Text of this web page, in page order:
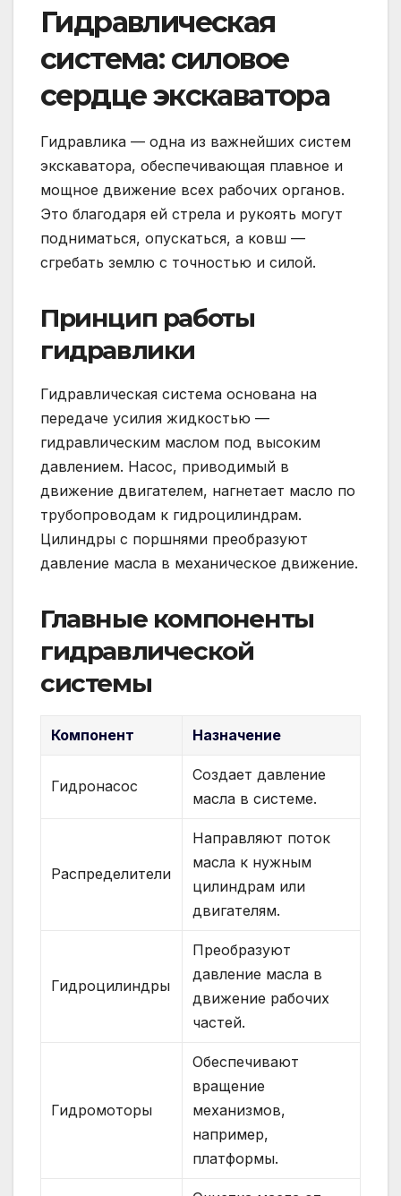
Гидравлическая
система: силовое
сердце экскаватора
Гидравлика — одна из важнейших систем
экскаватора, обеспечивающая плавное и
мощное движение всех рабочих органов.
Это благодаря ей стрела и рукоять могут
подниматься, опускаться, а ковш —
сгребать землю с точностью и силой.
Принцип работы
гидравлики
Гидравлическая система основана на
передаче усилия жидкостью —
гидравлическим маслом под высоким
давлением. Насос, приводимый в
движение двигателем, нагнетает масло по
трубопроводам к гидроцилиндрам.
Цилиндры с поршнями преобразуют
давление масла в механическое движение.
Главные компоненты
гидравлической
системы
Компонент Назначение
Гидронасос
Создает давление
масла в системе.
Распределители
Направляют поток
масла к нужным
цилиндрам или
двигателям.
Гидроцилиндры
Преобразуют
давление масла в
движение рабочих
частей.
Гидромоторы
Обеспечивают
вращение
механизмов,
например,
платформы.